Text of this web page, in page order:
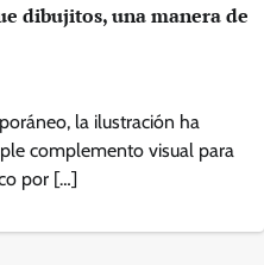
dibujitos, una manera de
la ilustración ha
complemento visual para
por […]